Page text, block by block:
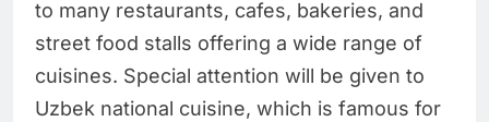
to many restaurants, cafes, bakeries, and
street food stalls offering a wide range of
cuisines. Special attention will be given to
Uzbek national cuisine, which is famous for